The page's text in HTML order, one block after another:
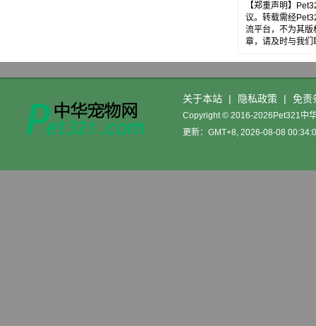
【郑重声明】
议。转载需经
流平台，不为其
章，请及时与我
关于本站 | 隐私政策 | 免责
Copyright © 2016-2026Pet321中
更新：GMT+8, 2026-08-08